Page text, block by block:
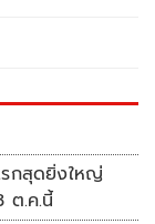
กสุดยิ่งใหญ่
ต.ค.นี้